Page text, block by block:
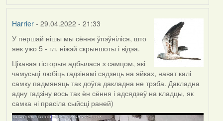
Harrier- 29.04.2022 - 21:33
У першай нішы мы сёння ўпэўніліся, што
яек ужо 5 - гл. ніжэй скрыншоты і відэа.
Цікавая гісторыя адбылася з самцом, які
чамусьці любіць гадзінамі сядзець на яйках, нават калі
самку падмяняць так доўга дакладна не трэба. Дакладна
адну гадзіну вось так ён сёння і адсядзеў на кладцы, як
самка ні прасіла сыйсці раней)